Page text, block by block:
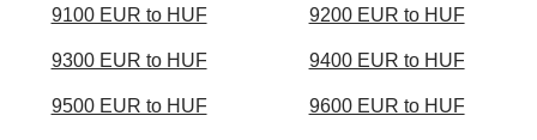
9100 EUR to HUF 9200 EUR to HUF
9300 EUR to HUF 9400 EUR to HUF
9500 EUR to HUF 9600 EUR to HUF